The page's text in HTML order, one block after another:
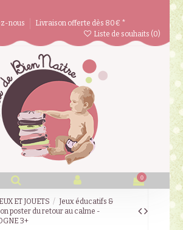
nous
Livraison offerte dès 80€ *
Liste de souhaits (0)
0
ET JOUETS
Jeux éducatifs &
poster du retour au calme -
3+